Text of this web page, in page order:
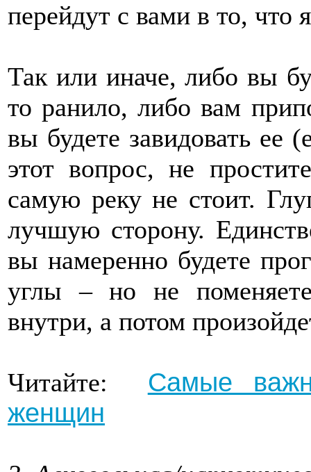
перейдут с вами в то, что
Так или иначе, либо вы
то ранило, либо вам
вы будете завидовать ее
этот вопрос, не
самую реку не стоит.
лучшую сторону.
вы намеренно будете
углы – но не
внутри, а потом
Читайте: Самые
женщин